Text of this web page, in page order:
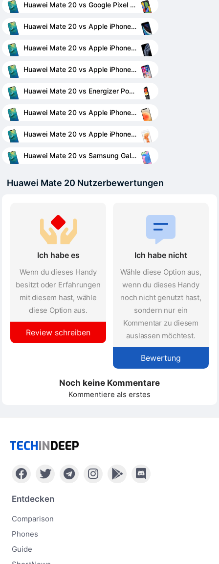
Huawei Mate 20 vs Google Pixel 4 XL
Huawei Mate 20 vs Apple iPhone SE (2020)
Huawei Mate 20 vs Apple iPhone 11 Pro
Huawei Mate 20 vs Apple iPhone X
Huawei Mate 20 vs Energizer Power Max P20
Huawei Mate 20 vs Apple iPhone 12
Huawei Mate 20 vs Apple iPhone 6s
Huawei Mate 20 vs Samsung Galaxy A30s
Huawei Mate 20 Nutzerbewertungen
Ich habe es
Wenn du dieses Handy
besitzt oder Erfahrungen
mit diesem hast, wähle
diese Option aus.
Review schreiben
Ich habe nicht
Wähle diese Option aus,
wenn du dieses Handy
noch nicht genutzt hast,
sondern nur ein
Kommentar zu diesem
auslassen möchtest.
Bewertung
Noch keine Kommentare
Kommentiere als erstes
TECHINDEEP
Entdecken
Comparison
Phones
Guide